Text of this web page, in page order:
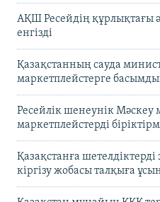
АҚШ Ресейдің құрлықтағы
енгізді
Қазақстанның сауда
маркетплейстерге
Ресейлік шенеунік Мәскеу
маркетплейстерді
Қазақстанға
кіргізу жобасы талқыға